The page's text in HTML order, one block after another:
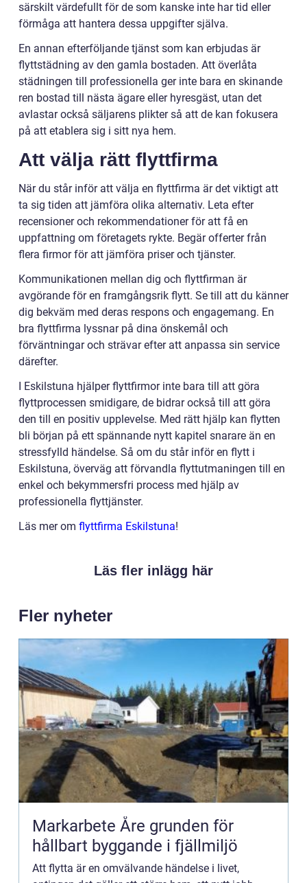
särskilt värdefullt för de som kanske inte har tid eller
förmåga att hantera dessa uppgifter själva.
En annan efterföljande tjänst som kan erbjudas är
flyttstädning av den gamla bostaden. Att överlåta
städningen till professionella ger inte bara en skinande
ren bostad till nästa ägare eller hyresgäst, utan det
avlastar också säljarens plikter så att de kan fokusera
på att etablera sig i sitt nya hem.
Att välja rätt flyttfirma
När du står inför att välja en flyttfirma är det viktigt att
ta sig tiden att jämföra olika alternativ. Leta efter
recensioner och rekommendationer för att få en
uppfattning om företagets rykte. Begär offerter från
flera firmor för att jämföra priser och tjänster.
Kommunikationen mellan dig och flyttfirman är
avgörande för en framgångsrik flytt. Se till att du känner
dig bekväm med deras respons och engagemang. En
bra flyttfirma lyssnar på dina önskemål och
förväntningar och strävar efter att anpassa sin service
därefter.
I Eskilstuna hjälper flyttfirmor inte bara till att göra
flyttprocessen smidigare, de bidrar också till att göra
den till en positiv upplevelse. Med rätt hjälp kan flytten
bli början på ett spännande nytt kapitel snarare än en
stressfylld händelse. Så om du står inför en flytt i
Eskilstuna, överväg att förvandla flyttutmaningen till en
enkel och bekymmersfri process med hjälp av
professionella flyttjänster.
Läs mer om flyttfirma Eskilstuna!
Läs fler inlägg här
Fler nyheter
Markarbete Åre grunden för
hållbart byggande i fjällmiljö
Att flytta är en omvälvande händelse i livet,